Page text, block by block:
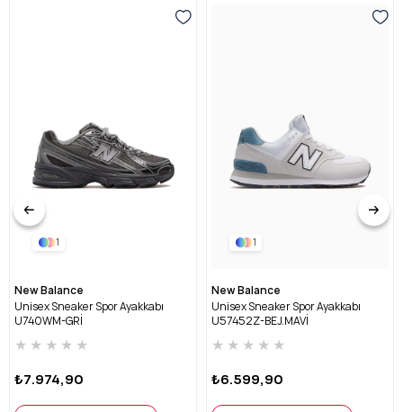
1
New Balance
Unisex Sneaker Spor Ayakkabı
U740WM-GRİ
★ ★ ★ ★ ★
₺7.974,90
1
New Balance
Unisex Sneaker Spor Ayakkabı
U57452Z-BEJ.MAVİ
★ ★ ★ ★ ★
₺6.599,90